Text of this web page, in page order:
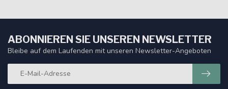
ABONNIEREN SIE UNSEREN NEWSLETTER
Bleibe auf dem Laufenden mit unseren Newsletter-Angeboten